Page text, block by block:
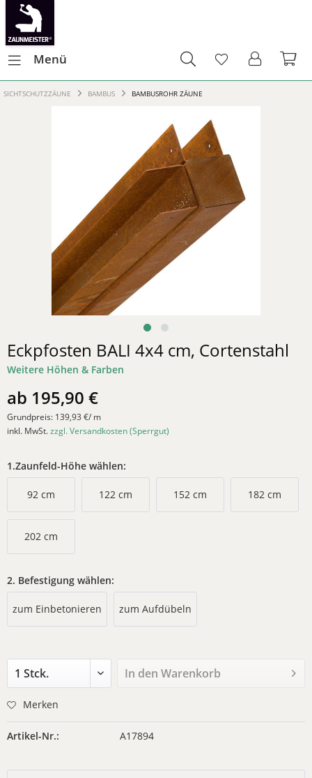
Menü
SICHTSCHUTZZÄUNE BAMBUS BAMBUSROHR ZÄUNE
Eckpfosten BALI 4x4 cm, Cortenstahl
Weitere Höhen & Farben
ab 195,90 €
Grundpreis: 139,93 €/ m
inkl. MwSt.zzgl. Versandkosten (Sperrgut)
1.Zaunfeld-Höhe wählen:
92 cm 122 cm 152 cm 182 cm
202 cm
2. Befestigung wählen:
zum Einbetonieren zum Aufdübeln
In denWarenkorb
Merken
Artikel-Nr.: A17894